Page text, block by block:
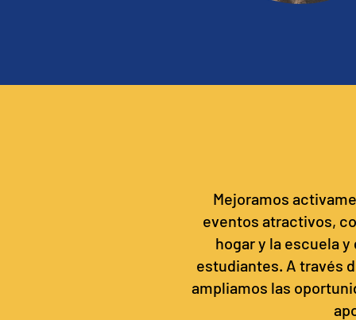
Mejoramos
eventos atractivos,
hogar y la escuela
estudiantes. A través
ampliamos las